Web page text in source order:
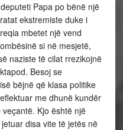
Papa po bënë një
ekstremiste duke i
mbetet një vend
si në mesjetë,
naziste të cilat rrezikojnë
Besoj se
bëjnë që klasa politike
me dhunë kundër
Kjo është një
disa vite të jetës në